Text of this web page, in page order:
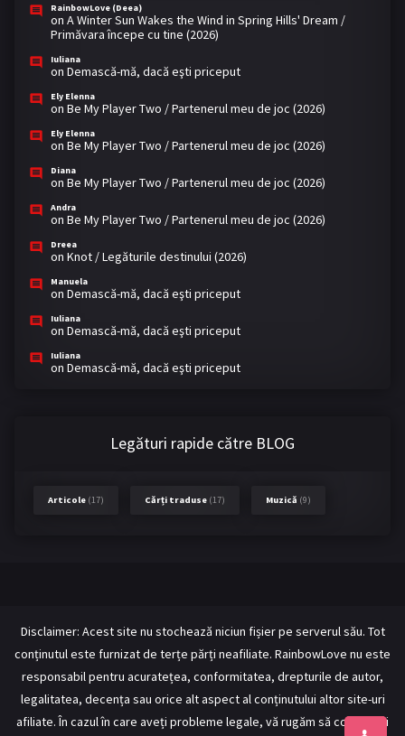
RainbowLove (Deea)
on A Winter Sun Wakes the Wind in Spring Hills' Dream /
Primăvara începe cu tine (2026)
Iuliana
on Demască-mă, dacă eşti priceput
Ely Elenna
on Be My Player Two / Partenerul meu de joc (2026)
Ely Elenna
on Be My Player Two / Partenerul meu de joc (2026)
Diana
on Be My Player Two / Partenerul meu de joc (2026)
Andra
on Be My Player Two / Partenerul meu de joc (2026)
Dreea
on Knot / Legăturile destinului (2026)
Manuela
on Demască-mă, dacă eşti priceput
Iuliana
on Demască-mă, dacă eşti priceput
Iuliana
on Demască-mă, dacă eşti priceput
Legături rapide către BLOG
Articole (17) Cărți traduse (17) Muzică (9)
Disclaimer: Acest site nu stochează niciun fișier pe serverul său. Tot
conținutul este furnizat de terțe părți neafiliate. RainbowLove nu este
responsabil pentru acuratețea, conformitatea, drepturile de autor,
legalitatea, decența sau orice alt aspect al conținutului altor site-uri
afiliate. În cazul în care aveți probleme legale, vă rugăm să contactați